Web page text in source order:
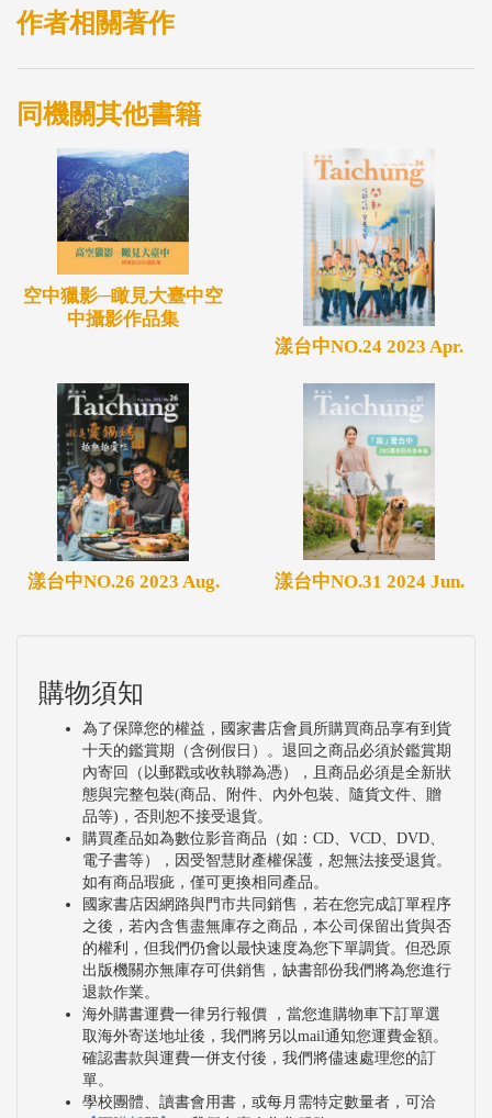
作者相關著作
同機關其他書籍
空中獵影─瞰見大臺中空
中攝影作品集
漾台中NO.24 2023 Apr.
漾台中NO.26 2023 Aug. 漾台中NO.31 2024 Jun.
購物須知
為了保障您的權益，國家書店會員所購買商品享有到貨
十天的鑑賞期（含例假日）。退回之商品必須於鑑賞期
內寄回（以郵戳或收執聯為憑），且商品必須是全新狀
態與完整包裝(商品、附件、內外包裝、隨貨文件、贈
品等)，否則恕不接受退貨。
購買產品如為數位影音商品（如：CD、VCD、DVD、
電子書等），因受智慧財產權保護，恕無法接受退貨。
如有商品瑕疵，僅可更換相同產品。
國家書店因網路與門市共同銷售，若在您完成訂單程序
之後，若內含售盡無庫存之商品，本公司保留出貨與否
的權利，但我們仍會以最快速度為您下單調貨。但恐原
出版機關亦無庫存可供銷售，缺書部份我們將為您進行
退款作業。
海外購書運費一律另行報價 ，當您進購物車下訂單選
取海外寄送地址後，我們將另以mail通知您運費金額。
確認書款與運費一併支付後，我們將儘速處理您的訂
單。
學校團體、讀書會用書，或每月需特定數量者，可洽